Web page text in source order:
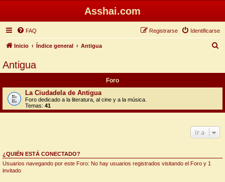
Asshai.com
FAQ Identificarse
Registrarse
Inicio Índice general Antigua
Antigua
Foro
La Ciudadela de Antigua
Foro dedicado a la literatura, al cine y a la música.
Temas: 41
Ir a
¿QUIÉN ESTÁ CONECTADO?
Usuarios navegando por este Foro: No hay usuarios registrados visitando el Foro y 1
invitado